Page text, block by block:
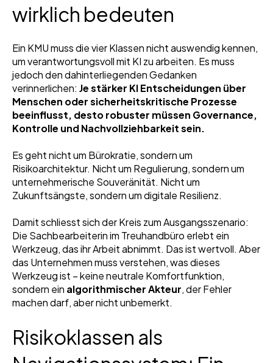
wirklich bedeuten
Ein KMU muss die vier Klassen nicht auswendig kennen,
um verantwortungsvoll mit KI zu arbeiten. Es muss
jedoch den dahinterliegenden Gedanken
verinnerlichen: Je stärker KI Entscheidungen über
Menschen oder sicherheitskritische Prozesse
beeinflusst, desto robuster müssen Governance,
Kontrolle und Nachvollziehbarkeit sein.
Es geht nicht um Bürokratie, sondern um
Risikoarchitektur. Nicht um Regulierung, sondern um
unternehmerische Souveränität. Nicht um
Zukunftsängste, sondern um digitale Resilienz.
Damit schliesst sich der Kreis zum Ausgangsszenario:
Die Sachbearbeiterin im Treuhandbüro erlebt ein
Werkzeug, das ihr Arbeit abnimmt. Das ist wertvoll. Aber
das Unternehmen muss verstehen, was dieses
Werkzeug ist – keine neutrale Komfortfunktion,
sondern ein algorithmischer Akteur, der Fehler
machen darf, aber nicht unbemerkt.
Risikoklassen als